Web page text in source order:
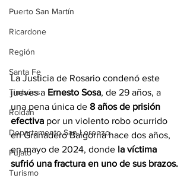
Puerto San Martín
Ricardone
Región
Santa Fe
Timbúes
Roldán
Departamento San Lorenzo
Pujato
Turismo
La Justicia de Rosario condenó este
jueves a Ernesto Sosa, de 29 años, a
una pena única de 8 años de prisión
efectiva por un violento robo ocurrido
en Granadero Baigorria hace dos años,
en mayo de 2024, donde la víctima
sufrió una fractura en uno de sus brazos.